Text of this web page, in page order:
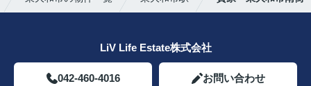
LiV Life Estate株式会社
042-460-4016 お問い合わせ